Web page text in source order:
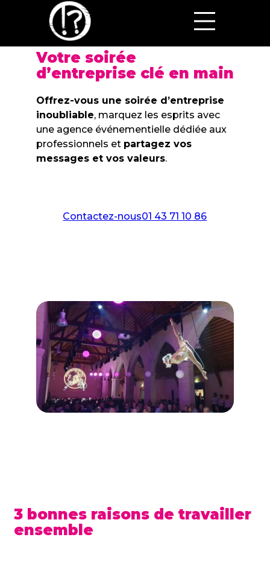
Votre soirée
d’entreprise clé en main
Offrez-vous une soirée d’entreprise
inoubliable, marquez les esprits avec
une agence événementielle dédiée aux
professionnels et partagez vos
messages et vos valeurs.
Contactez-nous01 43 71 10 86
3 bonnes raisons de travailler
ensemble